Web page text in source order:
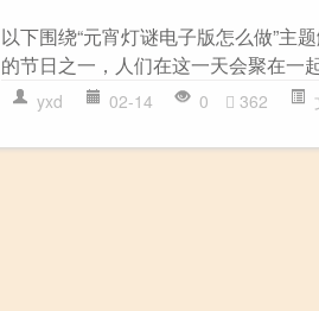
以下围绕“元宵灯谜电子版怎么做”主
的节日之一，人们在这一天会聚在一
yxd 02-14 0 362